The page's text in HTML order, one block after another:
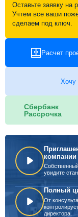
Оставьте заявку на
Учтем все ваши
сделаем под ключ.
Расчет
Хочу
Сбербанк
Рассрочка
компании
увидите
Полный
От
директора.